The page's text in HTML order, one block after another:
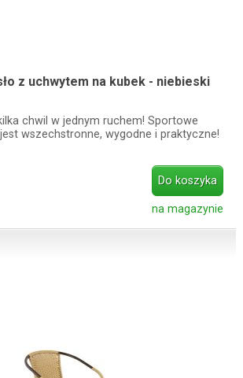
z uchwytem na kubek - niebieski
chwil w jednym ruchem! Sportowe
jest wszechstronne, wygodne i praktyczne!
Do koszyka
na magazynie